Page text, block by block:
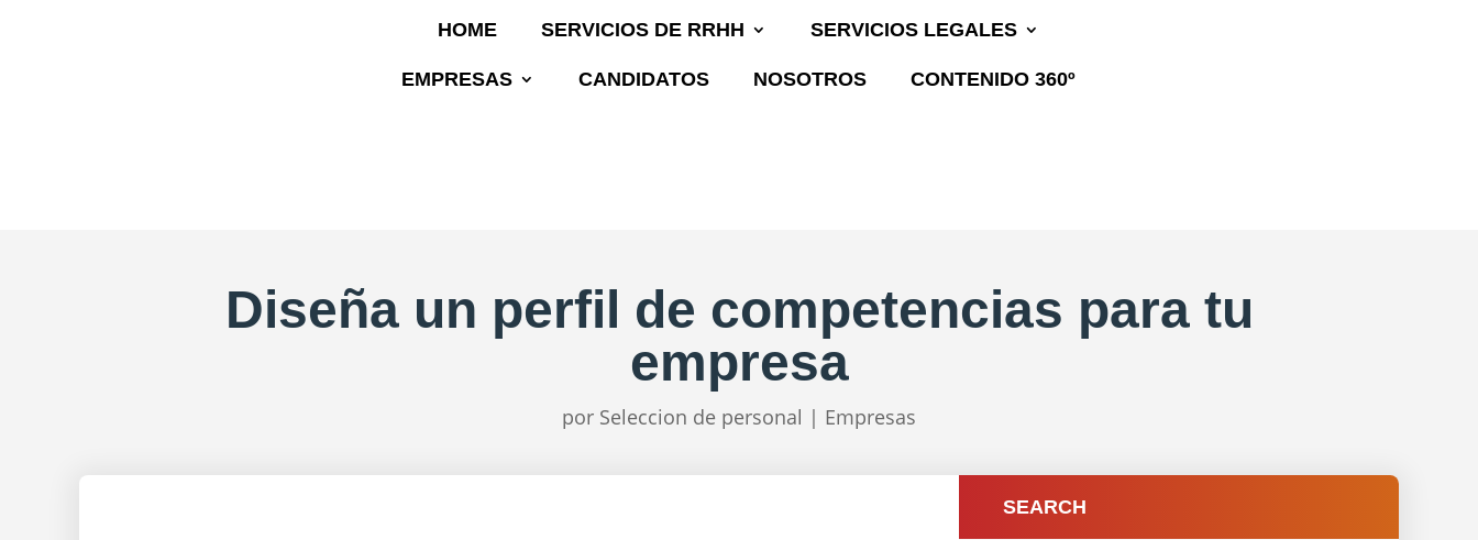
HOME SERVICIOS DE RRHH SERVICIOS LEGALES
EMPRESAS CANDIDATOS NOSOTROS CONTENIDO 360º
Diseña un perfil de competencias para tu
empresa
por Seleccion de personal | Empresas
SEARCH